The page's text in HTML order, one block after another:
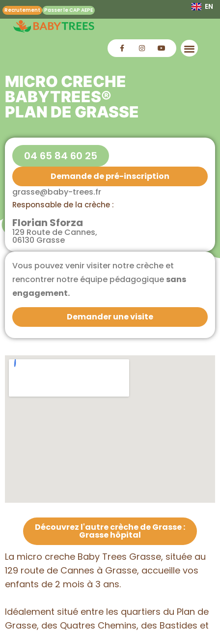
Recrutement Passer le CAP AEPE EN
Grasse
MICRO CRECHE
BABYTREES®
PLAN DE GRASSE
La micro creche Baby Trees Grasse, située au
129 route de Cannes à Grasse, accueille vos
enfants de 2 mois à 3 ans.
Idéalement situé entre les quartiers du Plan de
Grasse, des Quatres Chemins, des Bastides et
04 65 84 60 25
Demande de pré-inscription
grasse@baby-trees.fr
Responsable de la crèche :
Florian Sforza
129 Route de Cannes,
06130 Grasse
Vous pouvez venir visiter notre crèche et
rencontrer notre équipe pédagogique sans
engagement.
Demander une visite
Découvrez l'autre crèche de Grasse :
Grasse hôpital